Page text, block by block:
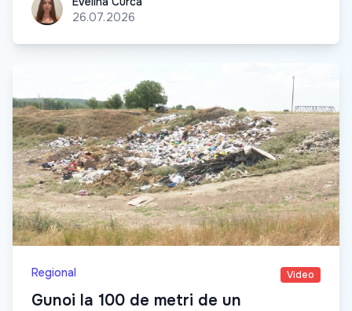
26.07.2026
Regional Video
Gunoi la 100 de metri de un